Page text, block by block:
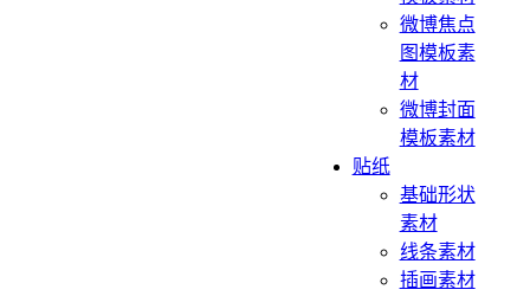
微博焦点
图模板素
材
微博封面
模板素材
贴纸
基础形状
素材
线条素材
插画素材